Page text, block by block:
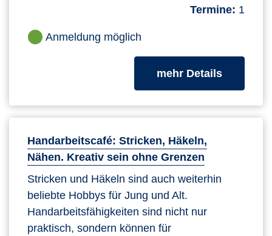
Termine: 1
Anmeldung möglich
mehr Detailszum
Handarbeitscafé: Stricken, Häkeln,
Nähen. Kreativ sein ohne Grenzen
Stricken und Häkeln sind auch weiterhin
beliebte Hobbys für Jung und Alt.
Handarbeitsfähigkeiten sind nicht nur
praktisch, sondern können für